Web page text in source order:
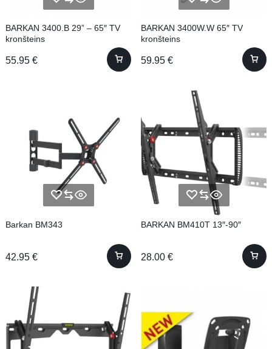
BARKAN 3400.B 29” – 65″ TV
kronšteins
55.95 €
BARKAN 3400W.W 65″ TV
kronšteins
59.95 €
Barkan BM343
42.95 €
BARKAN BM410T 13″-90″
28.00 €